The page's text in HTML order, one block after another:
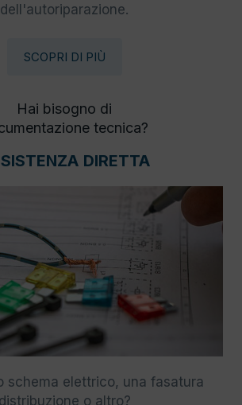
dell'autoriparazione.
SCOPRI DI PIÙ
Hai bisogno di
tecnica?
DIRETTA
schema elettrico, una fasatura
distribuzione o altro?